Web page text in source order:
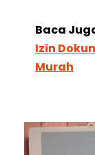
Baca
Izin
Murah